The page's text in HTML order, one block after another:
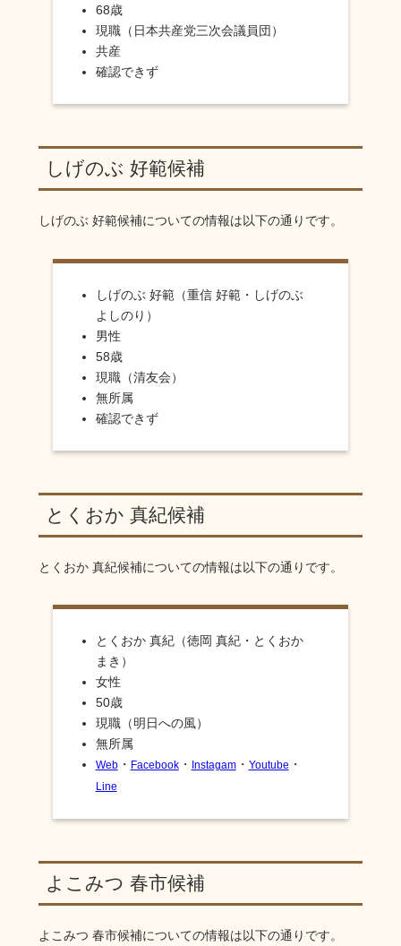
68歳
現職（日本共産党三次会議員団）
共産
確認できず
しげのぶ 好範候補
しげのぶ 好範候補についての情報は以下の通りです。
しげのぶ 好範（重信 好範・しげのぶ
よしのり）
男性
58歳
現職（清友会）
無所属
確認できず
とくおか 真紀候補
とくおか 真紀候補についての情報は以下の通りです。
とくおか 真紀（徳岡 真紀・とくおか
まき）
女性
50歳
現職（明日への風）
無所属
Web・ Facebook・ Instagam・ Youtube ・
Line
よこみつ 春市候補
よこみつ 春市候補についての情報は以下の通りです。